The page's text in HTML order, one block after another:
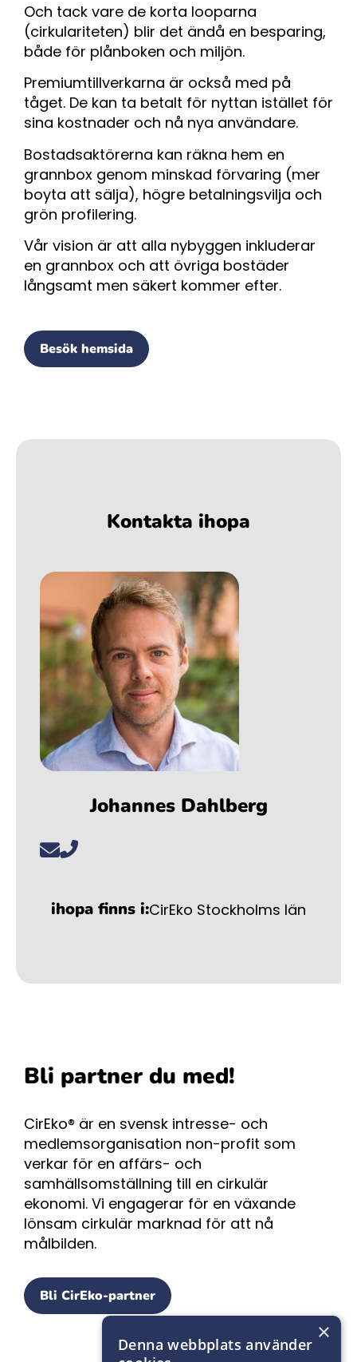
Och tack vare de korta looparna
(cirkulariteten) blir det ändå en besparing,
både för plånboken och miljön.
Premiumtillverkarna är också med på
tåget. De kan ta betalt för nyttan istället för
sina kostnader och nå nya användare.
Bostadsaktörerna kan räkna hem en
grannbox genom minskad förvaring (mer
boyta att sälja), högre betalningsvilja och
grön profilering.
Vår vision är att alla nybyggen inkluderar
en grannbox och att övriga bostäder
långsamt men säkert kommer efter.
Besök hemsida
Kontakta ihopa
Johannes Dahlberg
ihopa finns i:CirEko Stockholms län
Bli partner du med!
CirEko® är en svensk intresse- och
medlemsorganisation non-profit som
verkar för en affärs- och
samhällsomställning till en cirkulär
ekonomi. Vi engagerar för en växande
lönsam cirkulär marknad för att nå
målbilden.
Bli CirEko-partner
×
Denna webbplats använder